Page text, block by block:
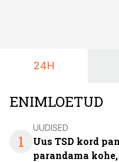
24H
ENIMLOETUD
1
UUDISED
Uus TSD kord
parandama